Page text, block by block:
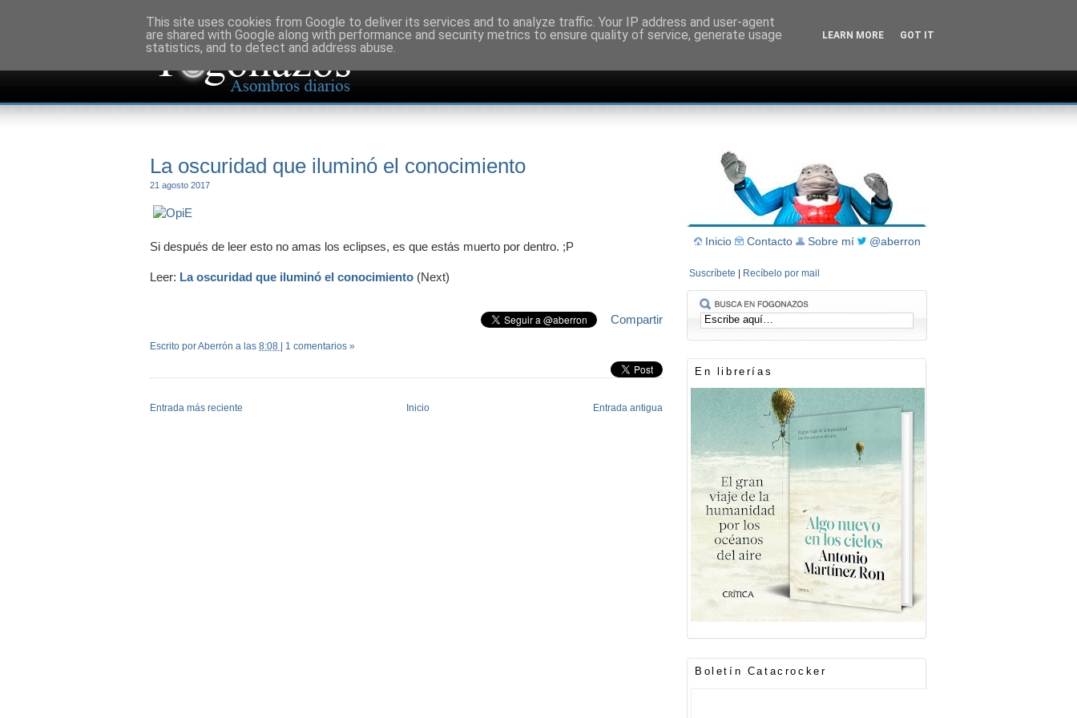
La oscuridad que iluminó el conocimiento
21 agosto 2017
Si después de leer esto no amas los eclipses, es que estás muerto por dentro. ;P
Leer: La oscuridad que iluminó el conocimiento (Next)
Compartir
Escrito por Aberrón a las 8:08 | 1 comentarios »
Entrada más reciente Entrada antigua
Inicio
Inicio Contacto Sobre mí @aberron
Suscríbete Recíbelo por mail
En librerías
Boletín Catacrocker
This site uses cookies from Google to deliver its services and to analyze traffic. Your IP address and user-agent
are shared with Google along with performance and security metrics to ensure quality of service, generate usage
statistics, and to detect and address abuse.
LEARN MORE GOT IT